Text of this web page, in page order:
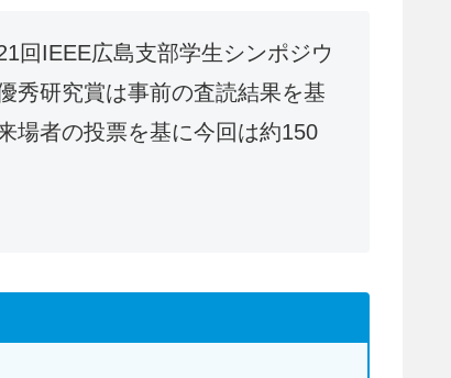
回IEEE広島支部学生シンポジウ
秀研究賞は事前の査読結果を基
場者の投票を基に今回は約150